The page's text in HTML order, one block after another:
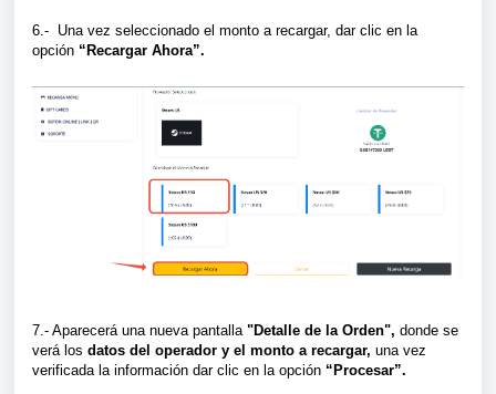
6.- Una vez seleccionado el monto a recargar, dar clic en la
opción “Recargar Ahora”.
7.- Aparecerá una nueva pantalla "Detalle de la Orden", donde se
verá los datos del operador y el monto a recargar, una vez
verificada la información dar clic en la opción “Procesar”.